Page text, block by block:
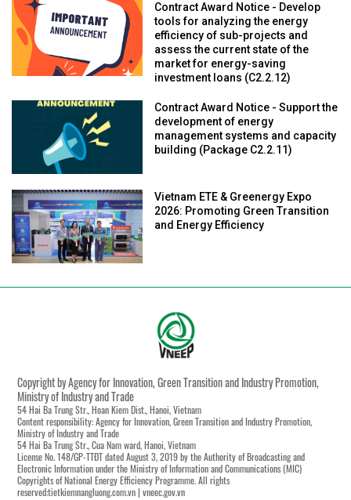
Contract Award Notice - Develop
tools for analyzing the energy
efficiency of sub-projects and
assess the current state of the
market for energy-saving
investment loans (C2.2.12)
Contract Award Notice - Support the
development of energy
management systems and capacity
building (Package C2.2.11)
Vietnam ETE & Greenergy Expo
2026: Promoting Green Transition
and Energy Efficiency
Copyright by Agency for Innovation, Green Transition and Industry Promotion,
Ministry of Industry and Trade
54 Hai Ba Trung Str., Hoan Kiem Dist., Hanoi, Vietnam
Content responsibility: Agency for Innovation, Green Transition and Industry Promotion,
Ministry of Industry and Trade
54 Hai Ba Trung Str., Cua Nam ward, Hanoi, Vietnam
License No. 148/GP-TTĐT dated August 3, 2019 by the Authority of Broadcasting and
Electronic Information under the Ministry of Information and Communications (MIC)
Copyrights of National Energy Efficiency Programme. All rights
reserved:tietkiemnangluong.com.vn | vneec.gov.vn